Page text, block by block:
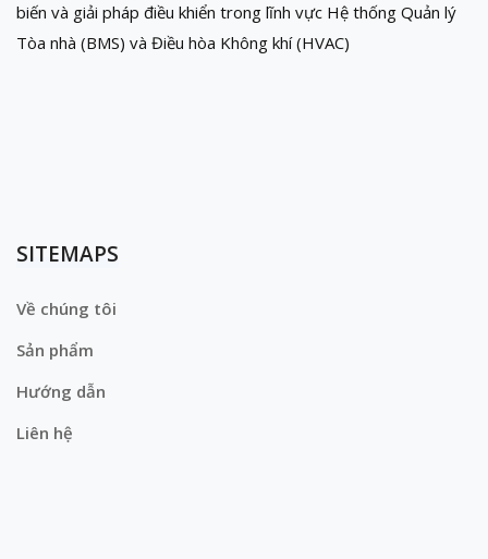
biến và giải pháp điều khiển trong lĩnh vực Hệ thống Quản lý
Tòa nhà (BMS) và Điều hòa Không khí (HVAC)
SITEMAPS
Về chúng tôi
Sản phẩm
Hướng dẫn
Liên hệ